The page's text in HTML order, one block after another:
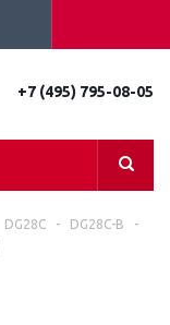
+7 (495) 795-08-05
DG28C - DG28C-B
-